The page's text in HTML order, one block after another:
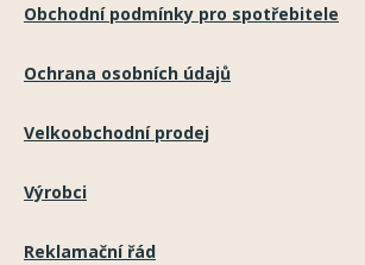
Obchodní podmínky pro spotřebitele
Ochrana osobních údajů
Velkoobchodní prodej
Výrobci
Reklamační řád